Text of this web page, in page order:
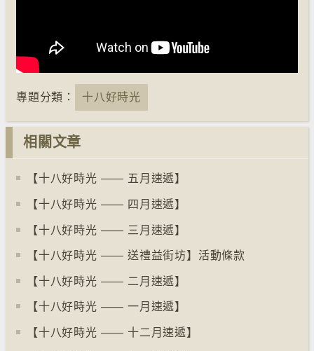
專題分類： 十八好時光
相關文章
【十八好時光 —— 五月速遞】
【十八好時光 —— 四月速遞】
【十八好時光 —— 三月速遞】
【十八好時光 —— 送禮益街坊】活動條款
【十八好時光 —— 二月速遞】
【十八好時光 —— 一月速遞】
【十八好時光 —— 十二月速遞】